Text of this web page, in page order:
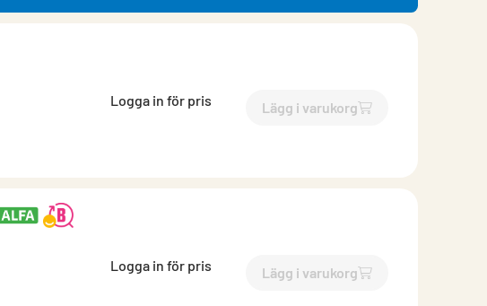
Logga in för pris Lägg i varukorg
`$Lägg till
Logga in för pris Lägg i varukorg
`$Lägg till